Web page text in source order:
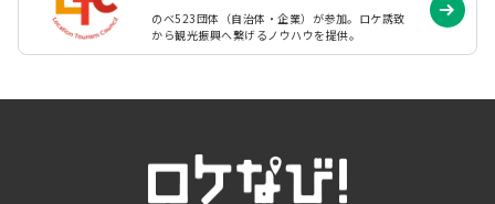
のべ523団体（自治体・企業）が参加。ロケ誘致
から観光振興へ繋げるノウハウを提供。